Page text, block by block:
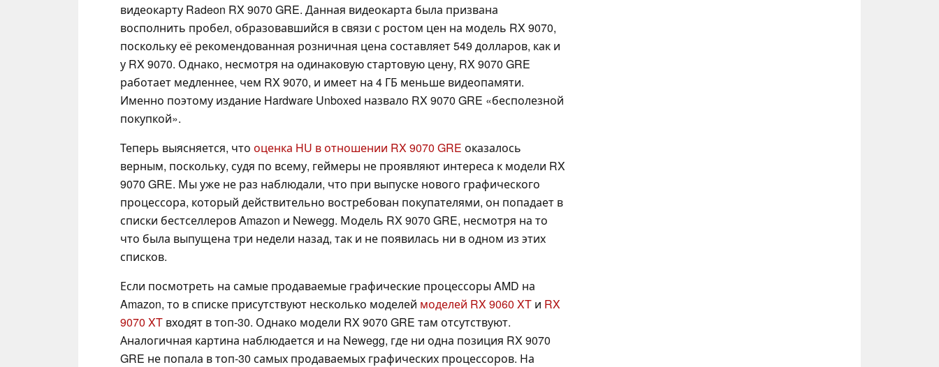
видеокарту Radeon RX 9070 GRE. Данная видеокарта была призвана
восполнить пробел, образовавшийся в связи с ростом цен на модель RX 9070,
поскольку её рекомендованная розничная цена составляет 549 долларов, как и
у RX 9070. Однако, несмотря на одинаковую стартовую цену, RX 9070 GRE
работает медленнее, чем RX 9070, и имеет на 4 ГБ меньше видеопамяти.
Именно поэтому издание Hardware Unboxed назвало RX 9070 GRE «бесполезной
покупкой».
Теперь выясняется, что оценка HU в отношении RX 9070 GRE оказалось
верным, поскольку, судя по всему, геймеры не проявляют интереса к модели RX
9070 GRE. Мы уже не раз наблюдали, что при выпуске нового графического
процессора, который действительно востребован покупателями, он попадает в
списки бестселлеров Amazon и Newegg. Модель RX 9070 GRE, несмотря на то
что была выпущена три недели назад, так и не появилась ни в одном из этих
списков.
Если посмотреть на самые продаваемые графические процессоры AMD на
Amazon, то в списке присутствуют несколько моделей моделей RX 9060 XT и RX
9070 XT входят в топ-30. Однако модели RX 9070 GRE там отсутствуют.
Аналогичная картина наблюдается и на Newegg, где ни одна позиция RX 9070
GRE не попала в топ-30 самых продаваемых графических процессоров. На